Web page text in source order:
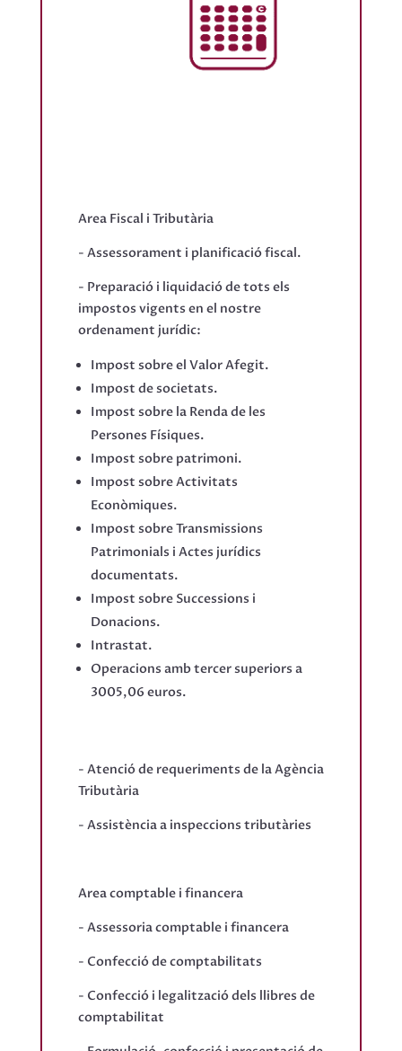
Area Fiscal i Tributària
- Assessorament i planificació fiscal.
- Preparació i liquidació de tots els
impostos vigents en el nostre
ordenament jurídic:
Impost sobre el Valor Afegit.
Impost de societats.
Impost sobre la Renda de les
Persones Físiques.
Impost sobre patrimoni.
Impost sobre Activitats
Econòmiques.
Impost sobre Transmissions
Patrimonials i Actes jurídics
documentats.
Impost sobre Successions i
Donacions.
Intrastat.
Operacions amb tercer superiors a
3005,06 euros.
- Atenció de requeriments de la Agència
Tributària
- Assistència a inspeccions tributàries
Area comptable i financera
- Assessoria comptable i financera
- Confecció de comptabilitats
- Confecció i legalització dels llibres de
comptabilitat